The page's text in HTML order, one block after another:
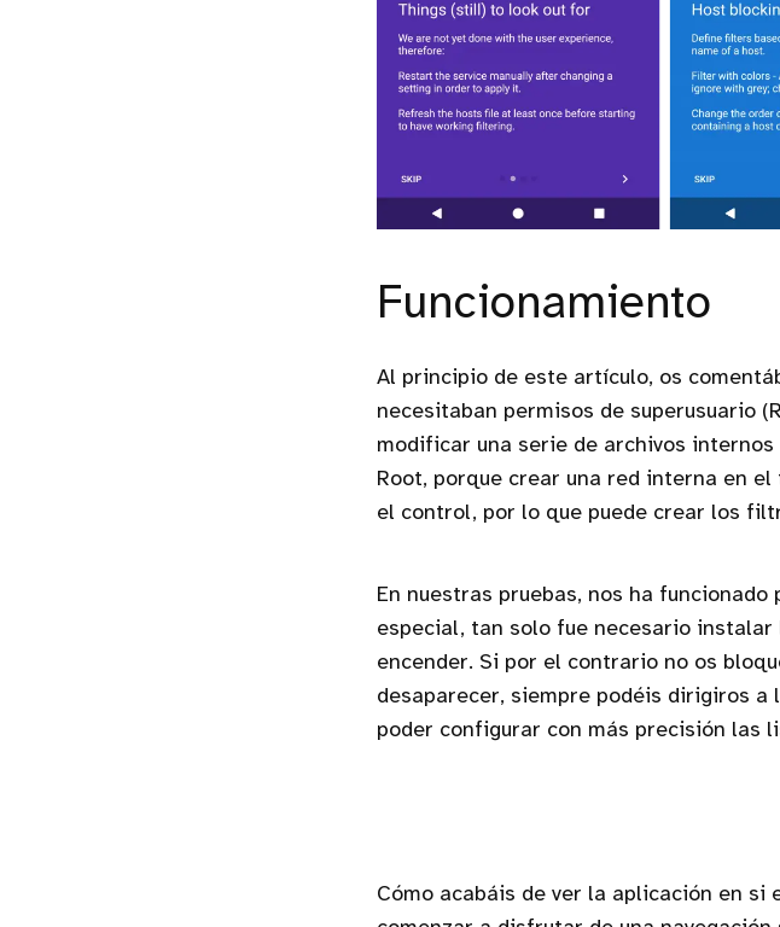
Funcionamiento
Al principio de este artículo, os
necesitaban permisos de superusuario
modificar una serie de archivos
Root, porque crear una red interna en
el control, por lo que puede crear los
En nuestras pruebas, nos ha
especial, tan solo fue necesario
encender. Si por el contrario no os
desaparecer, siempre podéis dirigiros
poder configurar con más precisión las
Cómo acabáis de ver la aplicación en si